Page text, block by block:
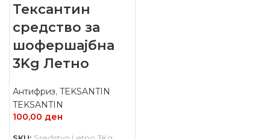
Тексантин
средство за
шофершајбна
3Kg Летно
Антифриз, TEKSANTIN
TEKSANTIN
100,00 ден